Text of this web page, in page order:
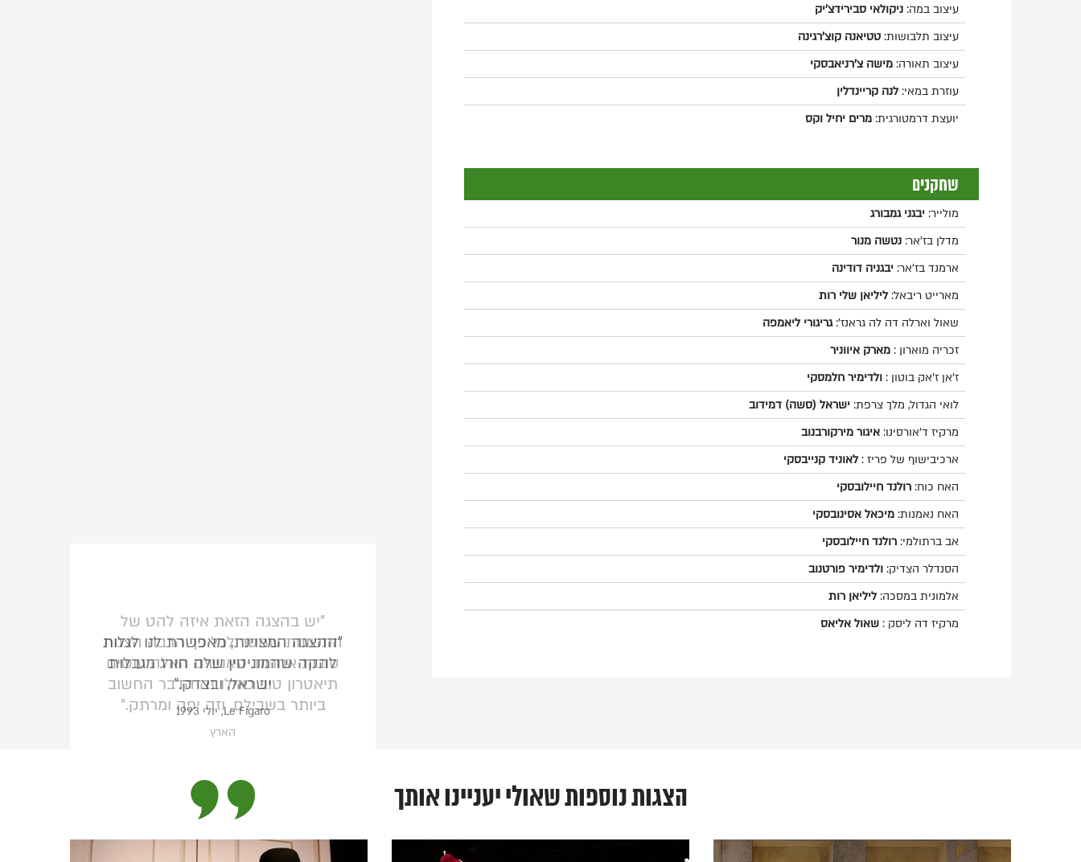
"יש בהצגה הזאת איזה להט של
התכוונות שחסר לכל כך הרבה הצגות
טובות אחרות. האנשים האלה עושים
תיאטרון טוב כאילו זה הדבר החשוב
ביותר בשבילם. וזה יפה ומרתק."
הארץ
עיצוב במה: ניקולאי סבירידצ'יק
עיצוב תלבושות: טטיאנה קוצ'רגינה
עיצוב תאורה: מישה צ'רניאבסקי
עוזרת במאי:לנה קריינדלין
יועצת דרמטורגית: מרים יחיל וקס
שחקנים
מולייר: יבגני גמבורג
מדלן בז'אר: נטשה מנור
ארמנד בז'אר: יבגניה דודינה
מארייט ריבאל:ליליאן שלי רות
שאול וארלה דה לה גראנז':גריגורי ליאמפה
זכריה מוארון : מארק איווניר
ז'אן ז'אק בוטון : ולדימיר חלמסקי
לואי הגדול, מלך צרפת: ישראל (סשה) דמידוב
מרקיז ד'אורסינו: איגור מירקורבנוב
ארכיבישוף של פריז :לאוניד קנייבסקי
האח כוח: רולנד חיילובסקי
האח נאמנות: מיכאל אסינובסקי
אב ברתולמי: רולנד חיילובסקי
הסנדלר הצדיק: ולדימיר פורטנוב
אלמונית במסכה:ליליאן רות
מרקיז דה ליסק : שאול אליאס
הצגות נוספות שאולי יעניינו אותך